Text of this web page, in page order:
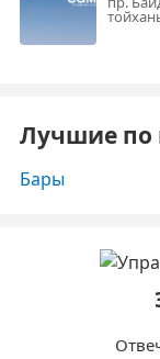
Лучшие по
Бары